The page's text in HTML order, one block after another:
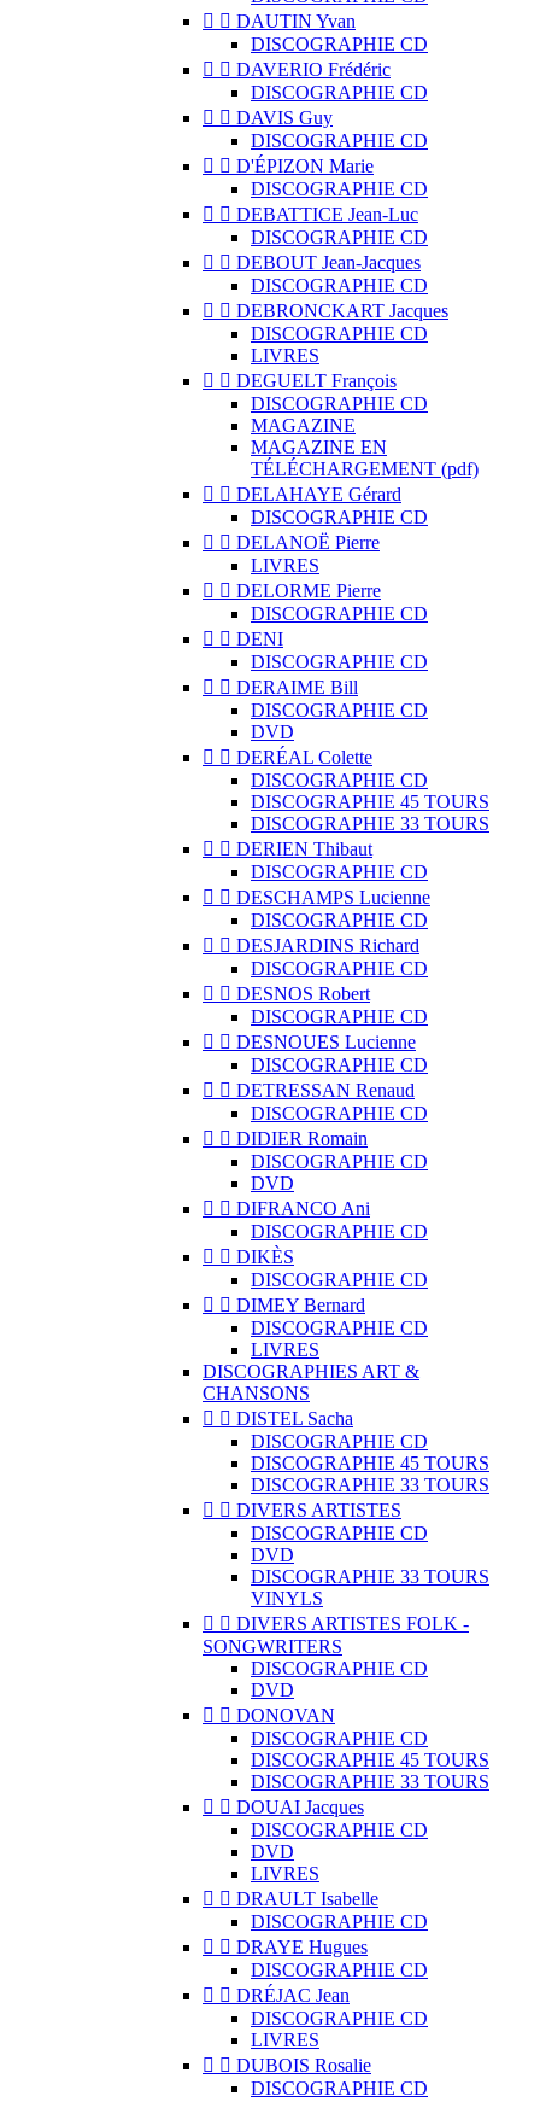
  DAUTIN Yvan
DISCOGRAPHIE CD
  DAVERIO Frédéric
DISCOGRAPHIE CD
  DAVIS Guy
DISCOGRAPHIE CD
  D'ÉPIZON Marie
DISCOGRAPHIE CD
  DEBATTICE Jean-Luc
DISCOGRAPHIE CD
  DEBOUT Jean-Jacques
DISCOGRAPHIE CD
  DEBRONCKART Jacques
DISCOGRAPHIE CD
LIVRES
  DEGUELT François
DISCOGRAPHIE CD
MAGAZINE
MAGAZINE EN
TÉLÉCHARGEMENT (pdf)
  DELAHAYE Gérard
DISCOGRAPHIE CD
  DELANOË Pierre
LIVRES
  DELORME Pierre
DISCOGRAPHIE CD
  DENI
DISCOGRAPHIE CD
  DERAIME Bill
DISCOGRAPHIE CD
DVD
  DERÉAL Colette
DISCOGRAPHIE CD
DISCOGRAPHIE 45 TOURS
DISCOGRAPHIE 33 TOURS
  DERIEN Thibaut
DISCOGRAPHIE CD
  DESCHAMPS Lucienne
DISCOGRAPHIE CD
  DESJARDINS Richard
DISCOGRAPHIE CD
  DESNOS Robert
DISCOGRAPHIE CD
  DESNOUES Lucienne
DISCOGRAPHIE CD
  DETRESSAN Renaud
DISCOGRAPHIE CD
  DIDIER Romain
DISCOGRAPHIE CD
DVD
  DIFRANCO Ani
DISCOGRAPHIE CD
  DIKÈS
DISCOGRAPHIE CD
  DIMEY Bernard
DISCOGRAPHIE CD
LIVRES
DISCOGRAPHIES ART &
CHANSONS
  DISTEL Sacha
DISCOGRAPHIE CD
DISCOGRAPHIE 45 TOURS
DISCOGRAPHIE 33 TOURS
  DIVERS ARTISTES
DISCOGRAPHIE CD
DVD
DISCOGRAPHIE 33 TOURS
VINYLS
  DIVERS ARTISTES FOLK -
SONGWRITERS
DISCOGRAPHIE CD
DVD
  DONOVAN
DISCOGRAPHIE CD
DISCOGRAPHIE 45 TOURS
DISCOGRAPHIE 33 TOURS
  DOUAI Jacques
DISCOGRAPHIE CD
DVD
LIVRES
  DRAULT Isabelle
DISCOGRAPHIE CD
  DRAYE Hugues
DISCOGRAPHIE CD
  DRÉJAC Jean
DISCOGRAPHIE CD
LIVRES
  DUBOIS Rosalie
DISCOGRAPHIE CD